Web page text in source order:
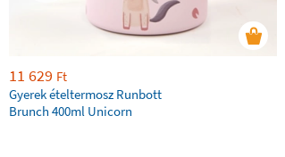
11 629 Ft
Gyerek ételtermosz Runbott
Brunch 400ml Unicorn